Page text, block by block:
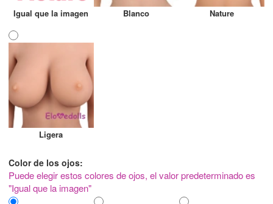
Igual que la imagen Blanco Nature
Ligera
Color de los ojos:
Puede elegir estos colores de ojos, el valor predeterminado es
"Igual que la imagen"